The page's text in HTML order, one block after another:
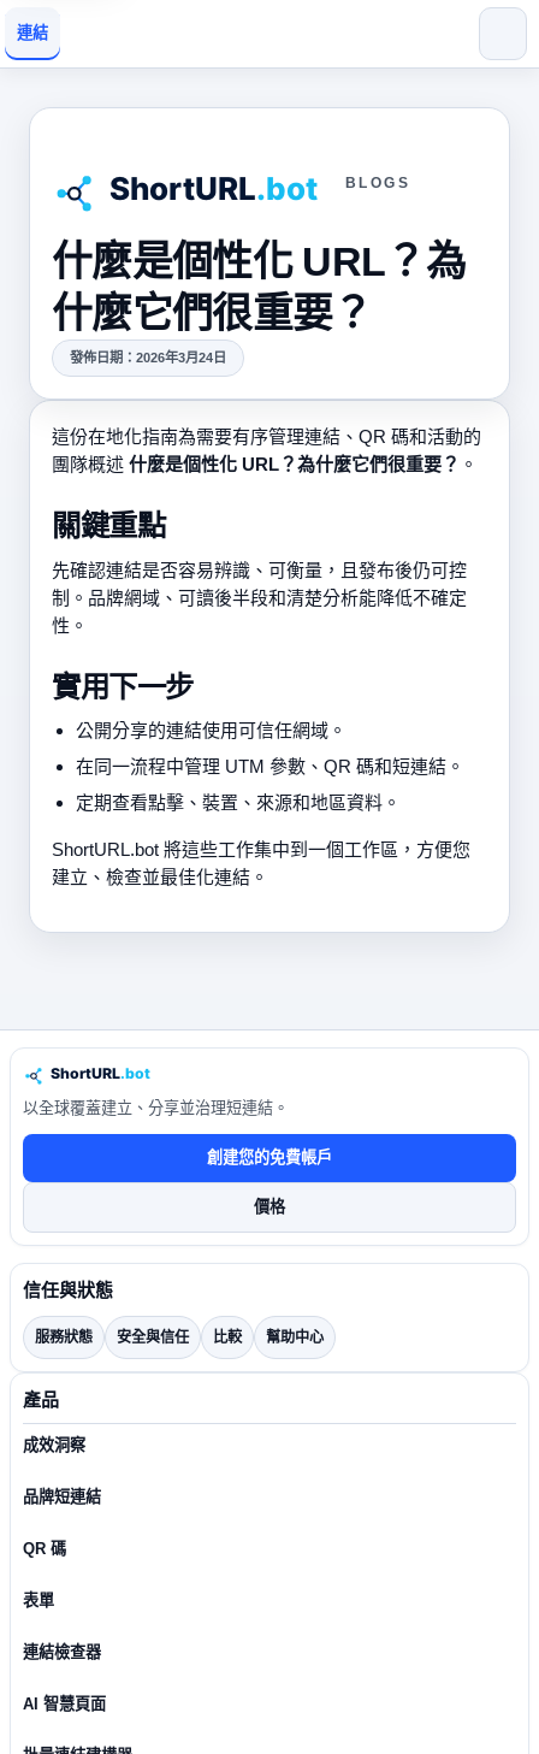
連結
BLOGS
什麼是個性化 URL？為
什麼它們很重要？
發佈日期：2026年3月24日
這份在地化指南為需要有序管理連結、QR 碼和活動的
團隊概述 什麼是個性化 URL？為什麼它們很重要？ 。
關鍵重點
先確認連結是否容易辨識、可衡量，且發布後仍可控
制。品牌網域、可讀後半段和清楚分析能降低不確定
性。
實用下一步
公開分享的連結使用可信任網域。
在同一流程中管理 UTM 參數、QR 碼和短連結。
定期查看點擊、裝置、來源和地區資料。
ShortURL.bot 將這些工作集中到一個工作區，方便您
建立、檢查並最佳化連結。
以全球覆蓋建立、分享並治理短連結。
創建您的免費帳戶
價格
信任與狀態
服務狀態 安全與信任 比較 幫助中心
產品
成效洞察
品牌短連結
QR 碼
表單
連結檢查器
AI 智慧頁面